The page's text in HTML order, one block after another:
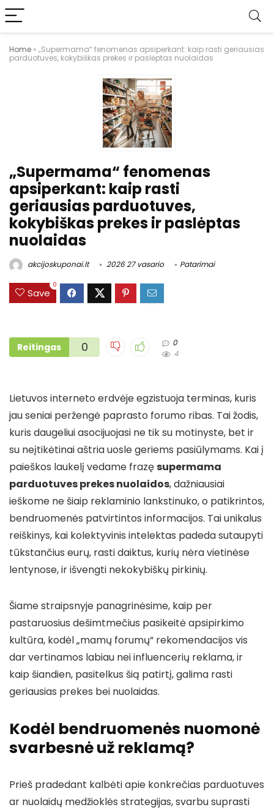
Home » „Supermama“ fenomenas apsiperkant: kaip rasti geriausias
parduotuves, kokybiškas prekes ir paslėptas nuolaidas
„Supermama“ fenomenas
apsiperkant: kaip rasti
geriausias parduotuves,
kokybiškas prekes ir paslėptas
nuolaidas
akcijoskuponai.lt 2026 27 vasario Patarimai
Save
0
Reitingas 0
0
4
Lietuvos interneto erdvėje egzistuoja terminas, kuris
jau seniai peržengė paprasto forumo ribas. Tai žodis,
kuris daugeliui asocijuojasi ne tik su motinyste, bet ir
su neįtikėtinai aštria uosle geriems pasiūlymams. Kai į
paieškos laukelį vedame frazęsupermama
parduotuves prekes nuolaidos, dažniausiai
ieškome ne šiaip reklaminio lankstinuko, o patikrintos,
bendruomenės patvirtintos informacijos. Tai unikalus
reiškinys, kai kolektyvinis intelektas padeda sutaupyti
tūkstančius eurų, rasti daiktus, kurių nėra vietinėse
lentynose, ir išvengti nekokybiškų pirkinių.
Šiame straipsnyje panagrinėsime, kaip per
pastaruosius dešimtmečius pasikeitė apsipirkimo
kultūra, kodėl „mamų forumų“ rekomendacijos vis
dar vertinamos labiau nei influencerių reklama, ir
kaip šiandien, pasitelkus šią patirtį, galima rasti
geriausias prekes bei nuolaidas.
Kodėl bendruomenės nuomonė
svarbesnė už reklamą?
Prieš pradedant kalbėti apie konkrečias parduotuves
ar nuolaidų medžioklės strategijas, svarbu suprasti